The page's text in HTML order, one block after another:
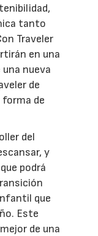
tanto
Traveler
en una
nueva
de
forma de
del
y
podrá
que
Este
de una